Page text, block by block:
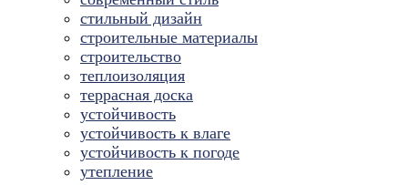
стильный дизайн
строительные материалы
строительство
теплоизоляция
террасная доска
устойчивость
устойчивость к влаге
устойчивость к погоде
утепление